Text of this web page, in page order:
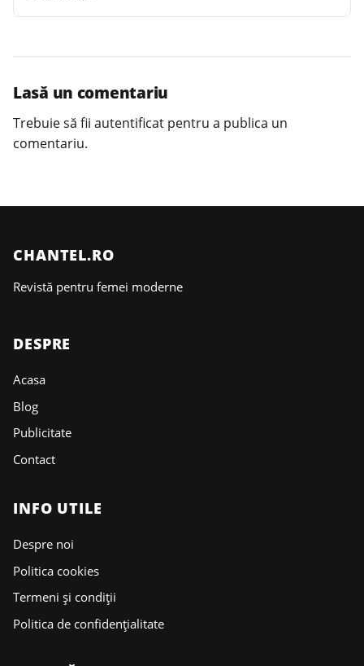
Lasă un comentariu
Trebuie să fii autentificat pentru a publica un
comentariu.
CHANTEL.RO
Revistă pentru femei moderne
DESPRE
Acasa
Blog
Publicitate
Contact
INFO UTILE
Despre noi
Politica cookies
Termeni și condiții
Politica de confidențialitate